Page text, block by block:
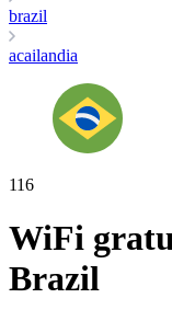
brazil
acailandia
116
WiFi
Brazil